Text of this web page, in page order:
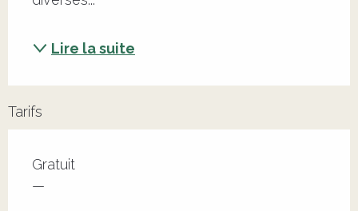
Lire la suite
Tarifs
Tarifs 2026
Gratuit
—